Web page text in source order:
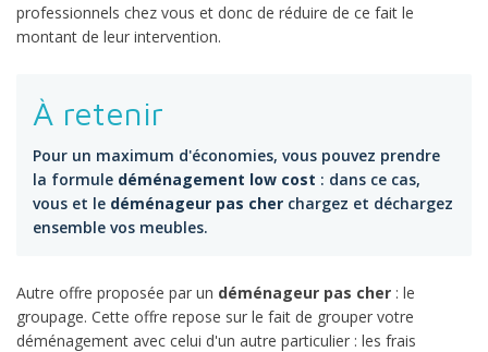
professionnels chez vous et donc de réduire de ce fait le
montant de leur intervention.
À retenir
Pour un maximum d'économies, vous pouvez prendre
la formule déménagement low cost : dans ce cas,
vous et le déménageur pas cher chargez et déchargez
ensemble vos meubles.
Autre offre proposée par un déménageur pas cher : le
groupage. Cette offre repose sur le fait de grouper votre
déménagement avec celui d'un autre particulier : les frais